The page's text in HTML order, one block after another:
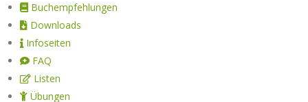
Buchempfehlungen
Downloads
Infoseiten
FAQ
Listen
Übungen